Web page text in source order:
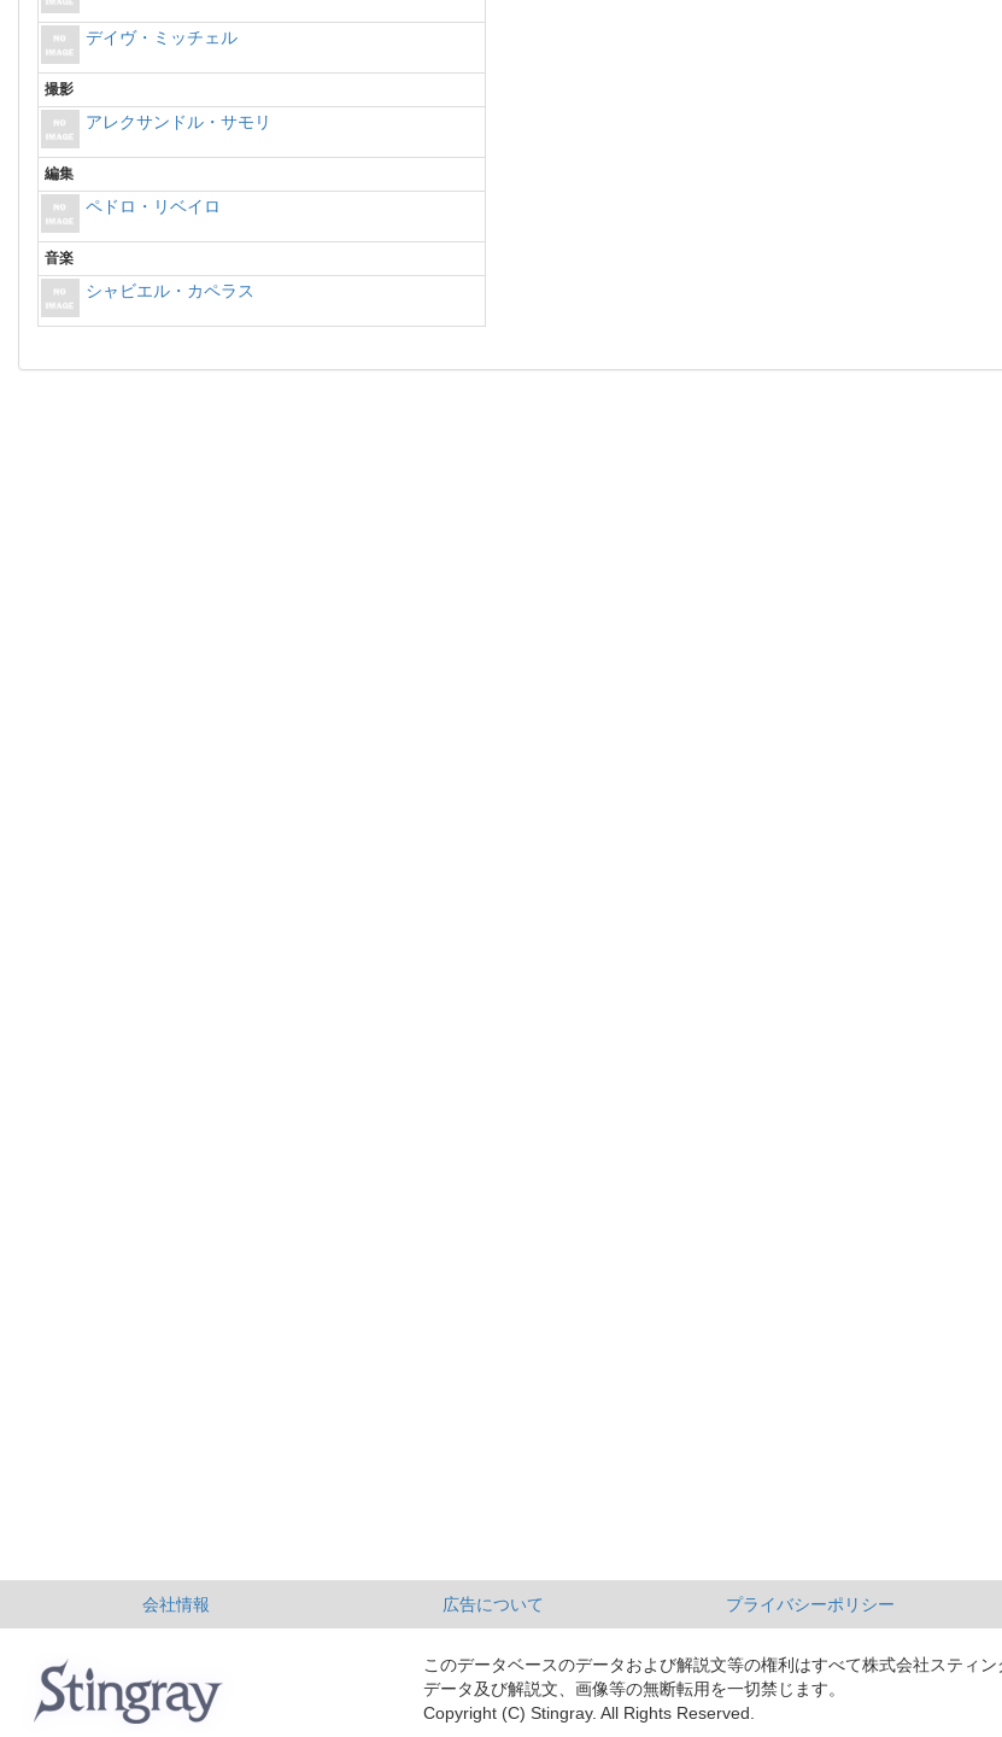
デイヴ・ミッチェル
撮影
アレクサンドル・サモリ
編集
ペドロ・リベイロ
音楽
シャビエル・カペラス
会社情報 広告について プライバシーポリシー
このデータベースのデータおよび解説文等の権利はすべて株式会社スティン
データ及び解説文、画像等の無断転用を一切禁じます。
Copyright (C) Stingray. All Rights Reserved.